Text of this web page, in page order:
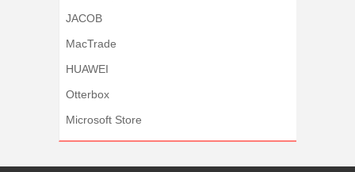
JACOB
MacTrade
HUAWEI
Otterbox
Microsoft Store